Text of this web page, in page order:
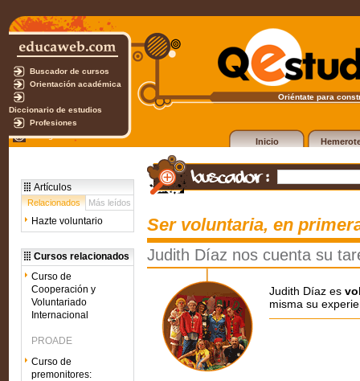
Buscador de cursos
Orientación académica
Diccionario de estudios
Profesiones
Test gratuito
Oriéntate para
Inicio
Artículos
Relacionados Más leídos
Hazte voluntario
Cursos relacionados
Curso de
Cooperación y
Voluntariado
Internacional
PROADE
Curso de
premonitores:
Ser voluntaria, en
Judith Díaz nos cuenta su
Judith Díaz es
misma su